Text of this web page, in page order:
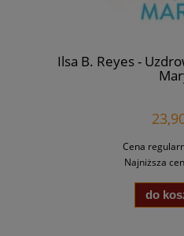
Ilsa B. Reyes -
Cena
Najniższa
do